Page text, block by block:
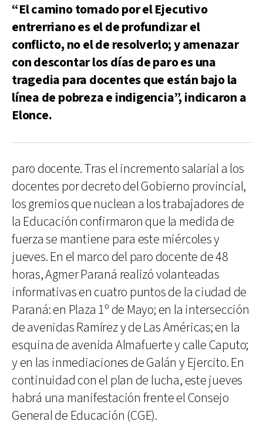
“El camino tomado por el Ejecutivo
entrerriano es el de profundizar el
conflicto, no el de resolverlo; y amenazar
con descontar los días de paro es una
tragedia para docentes que están bajo la
línea de pobreza e indigencia”, indicaron a
Elonce.
paro docente. Tras el incremento salarial a los
docentes por decreto del Gobierno provincial,
los gremios que nuclean a los trabajadores de
la Educación confirmaron que la medida de
fuerza se mantiene para este miércoles y
jueves. En el marco del paro docente de 48
horas, Agmer Paraná realizó volanteadas
informativas en cuatro puntos de la ciudad de
Paraná: en Plaza 1º de Mayo; en la intersección
de avenidas Ramírez y de Las Américas; en la
esquina de avenida Almafuerte y calle Caputo;
y en las inmediaciones de Galán y Ejercito. En
continuidad con el plan de lucha, este jueves
habrá una manifestación frente el Consejo
General de Educación (CGE).